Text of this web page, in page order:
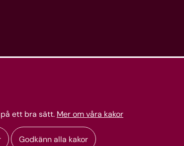
ett bra sätt. Mer om våra kakor
Godkänn alla kakor